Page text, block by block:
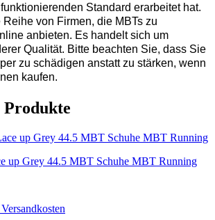
Standard erarbeitet hat.
Reihe von Firmen, die MBTs zu
anbieten. Es handelt sich um
Qualität. Bitte beachten Sie, dass Sie
zu schädigen anstatt zu stärken, wenn
kaufen.
Produkte
up Grey 44.5 MBT Schuhe MBT Running